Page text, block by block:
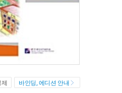
제 바인딩, 에디션 안내